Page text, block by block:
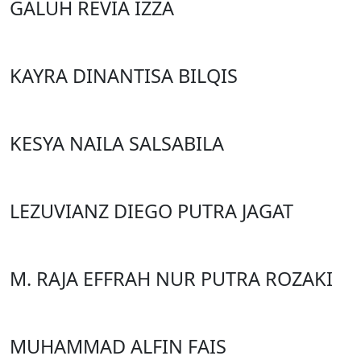
GALUH REVIA IZZA
KAYRA DINANTISA BILQIS
KESYA NAILA SALSABILA
LEZUVIANZ DIEGO PUTRA JAGAT
M. RAJA EFFRAH NUR PUTRA ROZAKI
MUHAMMAD ALFIN FAIS